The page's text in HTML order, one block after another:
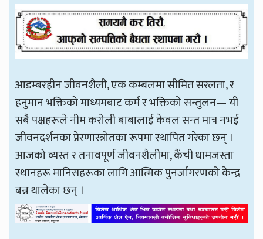
आडम्बरहीन जीवनशैली, एक कम्बलमा सीमित सरलता, र
हनुमान भक्तिको माध्यमबाट कर्म र भक्तिको सन्तुलन— यी
सबै पक्षहरूले नीम करोली बाबालाई केवल सन्त मात्र नभई
जीवनदर्शनका प्रेरणास्त्रोतका रूपमा स्थापित गरेका छन् ।
आजको व्यस्त र तनावपूर्ण जीवनशैलीमा, कैंची धामजस्ता
स्थानहरू मानिसहरूका लागि आत्मिक पुनर्जागरणको केन्द्र
बन्न थालेका छन् ।